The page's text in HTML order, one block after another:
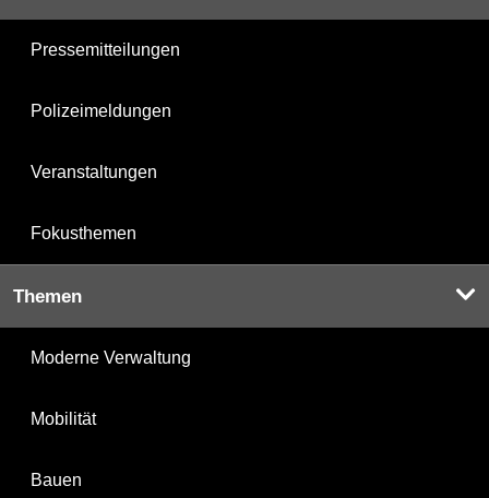
Pressemitteilungen
Polizeimeldungen
Veranstaltungen
Fokusthemen
Themen
Moderne Verwaltung
Mobilität
Bauen